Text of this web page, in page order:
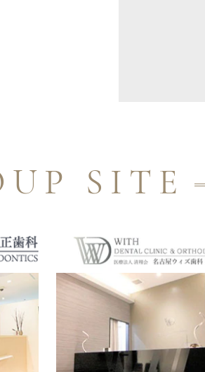
SITE